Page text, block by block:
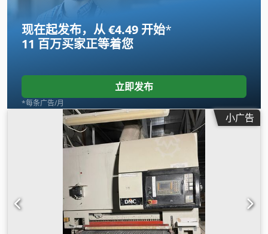
现在起发布，从 €4.49 开始*
11 百万买家正等着您
立即发布
*每条广告/月
小广告